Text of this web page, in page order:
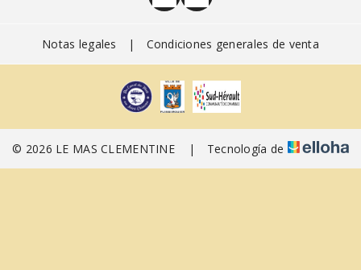
Notas legales | Condiciones generales de venta
© 2026 LE MAS CLEMENTINE | Tecnología de